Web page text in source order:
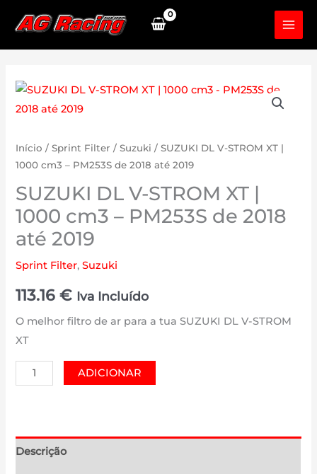
content
Início /Sprint Filter /Suzuki / SUZUKI DL V-STROM XT |
1000 cm3 – PM253S de 2018 até 2019
SUZUKI DL V-STROM XT |
1000 cm3 – PM253S de 2018
até 2019
Sprint Filter,Suzuki
113.16€ Iva Incluído
O melhor filtro de ar para a tua SUZUKI DL V-STROM
XT
Quantidade
de
V-
ADICIONAR
Descrição